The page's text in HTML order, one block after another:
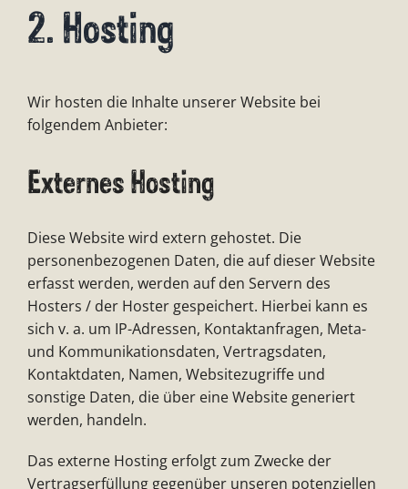
2. Hosting
Wir hosten die Inhalte unserer Website bei
folgendem Anbieter:
Externes Hosting
Diese Website wird extern gehostet. Die
personenbezogenen Daten, die auf dieser Website
erfasst werden, werden auf den Servern des
Hosters / der Hoster gespeichert. Hierbei kann es
sich v. a. um IP-Adressen, Kontaktanfragen, Meta-
und Kommunikationsdaten, Vertragsdaten,
Kontaktdaten, Namen, Websitezugriffe und
sonstige Daten, die über eine Website generiert
werden, handeln.
Das externe Hosting erfolgt zum Zwecke der
Vertragserfüllung gegenüber unseren potenziellen